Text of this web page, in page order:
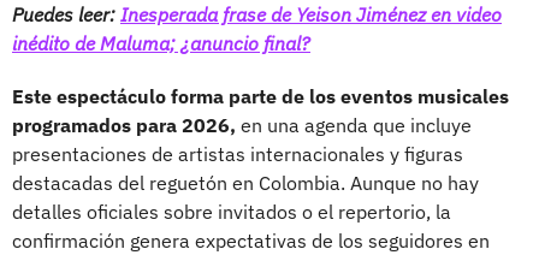
Puedes leer: Inesperada frase de Yeison Jiménez en video
inédito de Maluma; ¿anuncio final?
Este espectáculo forma parte de los eventos musicales
programados para 2026, en una agenda que incluye
presentaciones de artistas internacionales y figuras
destacadas del reguetón en Colombia. Aunque no hay
detalles oficiales sobre invitados o el repertorio, la
confirmación genera expectativas de los seguidores en